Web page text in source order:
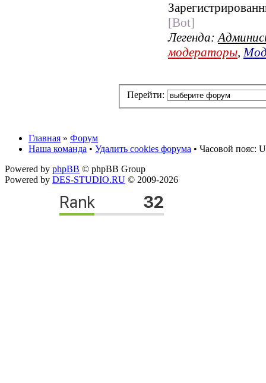
[Bot]
Легенда:
модераторы,
Перейти:
Главная » Форум
Наша команда • Удалить cookies форума • Часовой пояс:
Powered by phpBB © phpBB Group
Powered by DES-STUDIO.RU © 2009-2026